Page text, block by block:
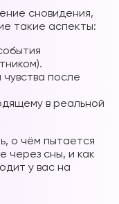
сновидения,
такие аспекты:
после
в реальной
о чём пытается
через сны, и как
у вас на